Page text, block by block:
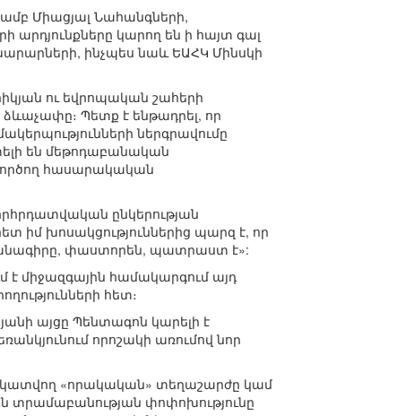
Միացյալ Նահանգների,
արդյունքները կարող են ի հայտ գալ
ինչպես նաև ԵԱՀԿ Մինսկի
ու եվրոպական շահերի
Պետք է ենթադրել, որ
ներգրավումը
են մեթոդաբանական
հասարակական
ընկերության
իմ խոսակցություններից պարզ է, որ
փաստորեն, պատրաստ է»:
է միջազգային համակարգում այդ
հետ։
այցը Պենտագոն կարելի է
որոշակի առումով նոր
«որակական» տեղաշարժը կամ
տրամաբանության փոփոխությունը